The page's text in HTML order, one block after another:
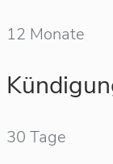
12 Monate
30 Tage